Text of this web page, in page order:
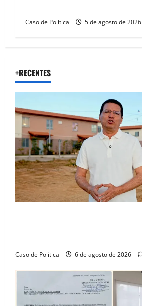
Caso de Politica 5 de agosto de 2026
+RECENTES
Caso de Politica 6 de agosto de 2026